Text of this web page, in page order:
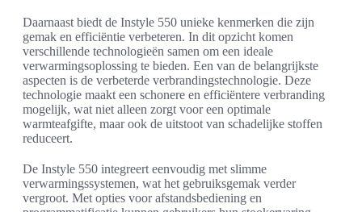
Daarnaast biedt de Instyle 550 unieke kenmerken die zijn
gemak en efficiëntie verbeteren. In dit opzicht komen
verschillende technologieën samen om een ideale
verwarmingsoplossing te bieden. Een van de belangrijkste
aspecten is de verbeterde verbrandingstechnologie. Deze
technologie maakt een schonere en efficiëntere verbranding
mogelijk, wat niet alleen zorgt voor een optimale
warmteafgifte, maar ook de uitstoot van schadelijke stoffen
reduceert.
De Instyle 550 integreert eenvoudig met slimme
verwarmingssystemen, wat het gebruiksgemak verder
vergroot. Met opties voor afstandsbediening en